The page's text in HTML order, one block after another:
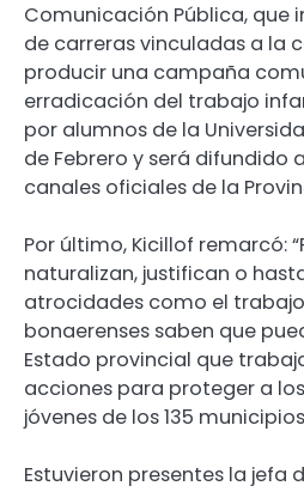
Comunicación Pública, que
de carreras vinculadas a la
producir una campaña
erradicación del trabajo
por alumnos de la
de Febrero y será difundido
canales oficiales de la
Por último, Kicillof remarcó:
naturalizan, justifican o
atrocidades como el
bonaerenses saben que
Estado provincial que
acciones para proteger a
jóvenes de los 135
Estuvieron presentes la jefa